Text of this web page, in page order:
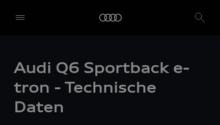
Audi Q6 Sportback e-
tron - Technische
Daten